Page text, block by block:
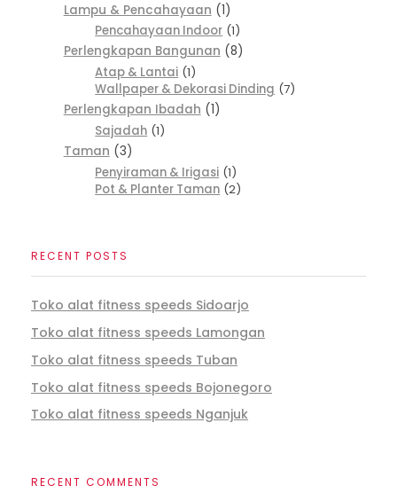
Lampu & Pencahayaan
1
Pencahayaan Indoor 1
Perlengkapan Bangunan
8
Atap & Lantai 1
Wallpaper & Dekorasi Dinding 7
Perlengkapan Ibadah
1
Sajadah 1
Taman
3
Penyiraman & Irigasi 1
Pot & Planter Taman 2
RECENT POSTS
Toko alat fitness speeds Sidoarjo
Toko alat fitness speeds Lamongan
Toko alat fitness speeds Tuban
Toko alat fitness speeds Bojonegoro
Toko alat fitness speeds Nganjuk
RECENT COMMENTS